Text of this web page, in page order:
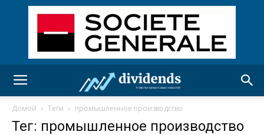
Домой Теги промышленное производство
Тег: промышленное производство